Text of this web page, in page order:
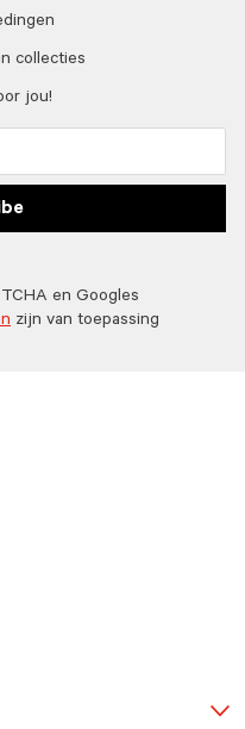
collecties
jou!
en Googles
zijn van toepassing